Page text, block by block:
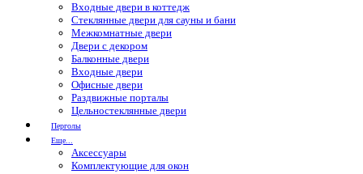
Входные двери в коттедж
Стеклянные двери для сауны и бани
Межкомнатные двери
Двери с декором
Балконные двери
Входные двери
Офисные двери
Раздвижные порталы
Цельностеклянные двери
Перголы
Еще...
Аксессуары
Комплектующие для окон